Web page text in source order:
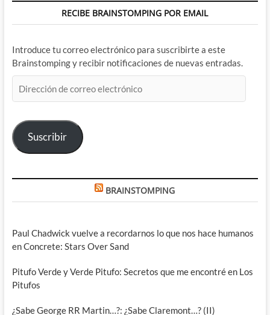
RECIBE BRAINSTOMPING POR EMAIL
Introduce tu correo electrónico para suscribirte a este
Brainstomping y recibir notificaciones de nuevas entradas.
de
electrónico
Suscribir
BRAINSTOMPING
Paul Chadwick vuelve a recordarnos lo que nos hace humanos
en Concrete: Stars Over Sand
Pitufo Verde y Verde Pitufo: Secretos que me encontré en Los
Pitufos
¿Sabe George RR Martin…?: ¿Sabe Claremont…? (II)